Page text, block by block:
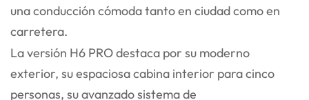
una conducción cómoda tanto en ciudad como en
carretera.
La versión H6 PRO destaca por su moderno
exterior, su espaciosa cabina interior para cinco
personas, su avanzado sistema de